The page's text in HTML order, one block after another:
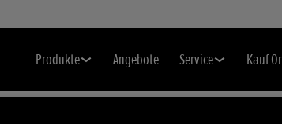
Produkte Angebote Service Kauf